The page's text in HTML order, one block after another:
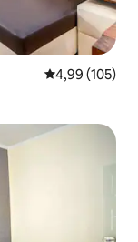
Gemiddelde
4,99 (105)